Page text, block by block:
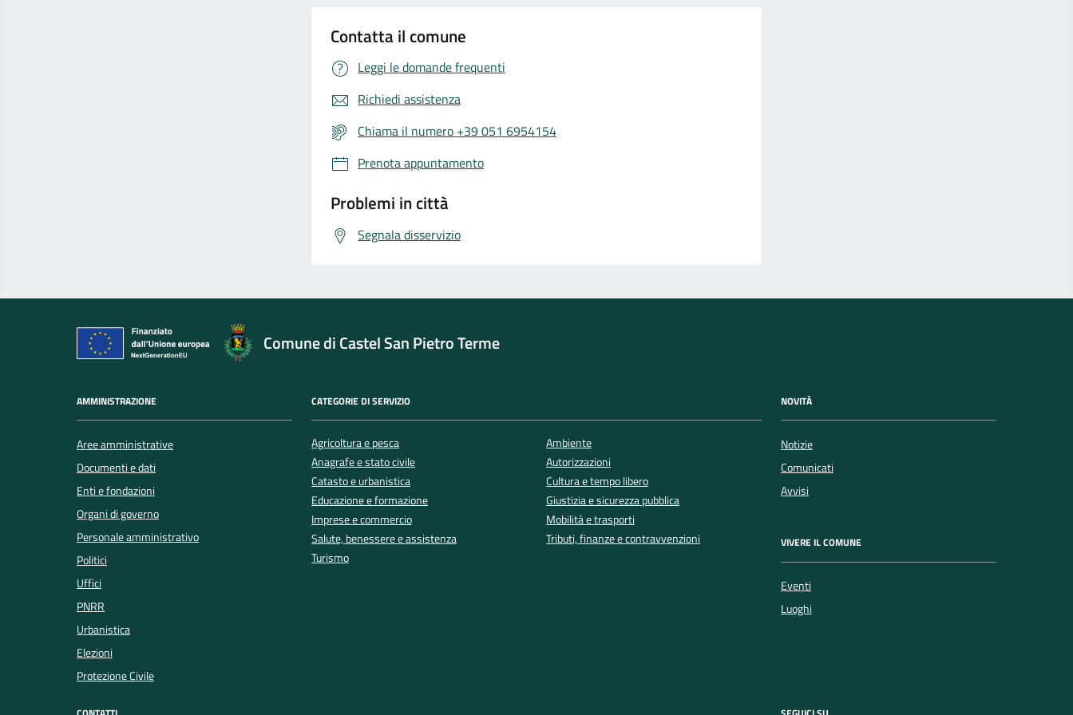
Contatta il comune
Leggi le domande frequenti
Richiedi assistenza
Chiama il numero +39 051 6954154
Prenota appuntamento
Problemi in città
Segnala disservizio
Comune di Castel San Pietro Terme
AMMINISTRAZIONE
Aree amministrative
Documenti e dati
Enti e fondazioni
Organi di governo
Personale amministrativo
Politici
Uffici
PNRR
Urbanistica
Elezioni
Protezione Civile
CATEGORIE DI SERVIZIO
Agricoltura e pesca
Ambiente
Anagrafe e stato civile
Autorizzazioni
Catasto e urbanistica
Cultura e tempo libero
Educazione e formazione
Giustizia e sicurezza pubblica
Imprese e commercio
Mobilità e trasporti
Salute, benessere e assistenza
Tributi, finanze e contravvenzioni
Turismo
NOVITÀ
Notizie
Comunicati
Avvisi
VIVERE IL COMUNE
Eventi
Luoghi